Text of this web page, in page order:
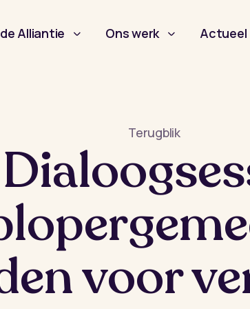
Alliantie Ons werk Actueel
Terugblik
voor